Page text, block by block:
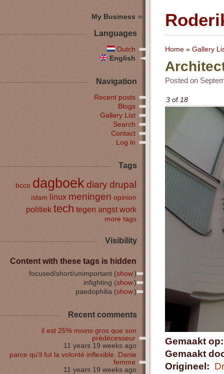
Home » Gallery
Posted on
3 of 18
Gemaakt
Gemaakt
Origineel:
My Business
Languages
Dutch
English
Navigation
Recent posts
Blogs
Gallery List
Search
Contact
Log in
Tags
bcco dagboek diarydrupal
islam linux meningen opinion
politiek tech tegen angst work
more tags
Visibility
Content with these tags is hidden
focused/short/unimportant (show)
infighting (show)
paedophilia (show)
Recent comments
il est 25% moins gros que son
prédécesseur
11 years 19 weeks ago
parce qu'il fut la volonté inflexible. Danie
femme
11 years 19 weeks ago